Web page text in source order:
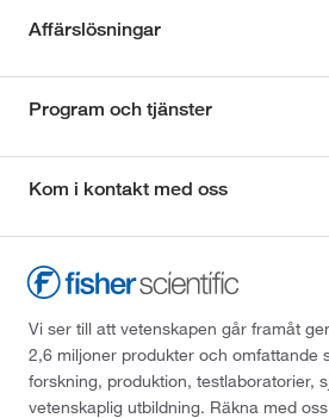
Affärslösningar
Program och tjänster
Kom i kontakt med oss
Vi ser till att vetenskapen går framåt
2,6 miljoner produkter och omfattande
forskning, produktion, testlaboratorier,
vetenskaplig utbildning. Räkna med